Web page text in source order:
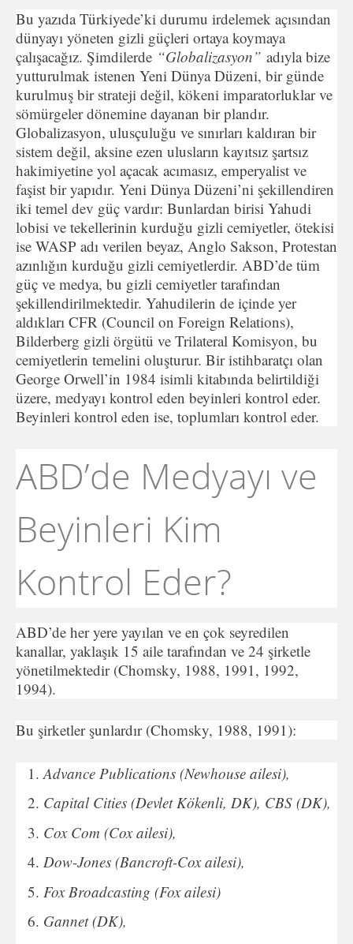
Bu yazıda Türkiyede’ki durumu irdelemek açısından
dünyayı yöneten gizli güçleri ortaya koymaya
çalışacağız. Şimdilerde “Globalizasyon” adıyla bize
yutturulmak istenen Yeni Dünya Düzeni, bir günde
kurulmuş bir strateji değil, kökeni imparatorluklar ve
sömürgeler dönemine dayanan bir plandır.
Globalizasyon, ulusçuluğu ve sınırları kaldıran bir
sistem değil, aksine ezen ulusların kayıtsız şartsız
hakimiyetine yol açacak acımasız, emperyalist ve
faşist bir yapıdır. Yeni Dünya Düzeni’ni şekillendiren
iki temel dev güç vardır: Bunlardan birisi Yahudi
lobisi ve tekellerinin kurduğu gizli cemiyetler, ötekisi
ise WASP adı verilen beyaz, Anglo Sakson, Protestan
azınlığın kurduğu gizli cemiyetlerdir. ABD’de tüm
güç ve medya, bu gizli cemiyetler tarafından
şekillendirilmektedir. Yahudilerin de içinde yer
aldıkları CFR (Council on Foreign Relations),
Bilderberg gizli örgütü ve Trilateral Komisyon, bu
cemiyetlerin temelini oluşturur. Bir istihbaratçı olan
George Orwell’in 1984 isimli kitabında belirtildiği
üzere, medyayı kontrol eden beyinleri kontrol eder.
Beyinleri kontrol eden ise, toplumları kontrol eder.
ABD’de Medyayı ve
Beyinleri Kim
Kontrol Eder?
ABD’de her yere yayılan ve en çok seyredilen
kanallar, yaklaşık 15 aile tarafından ve 24 şirketle
yönetilmektedir (Chomsky, 1988, 1991, 1992,
1994).
Bu şirketler şunlardır (Chomsky, 1988, 1991):
Advance Publications (Newhouse ailesi),
Capital Cities (Devlet Kökenli, DK), CBS (DK),
Cox Com (Cox ailesi),
Dow-Jones (Bancroft-Cox ailesi),
Fox Broadcasting (Fox ailesi)
Gannet (DK),